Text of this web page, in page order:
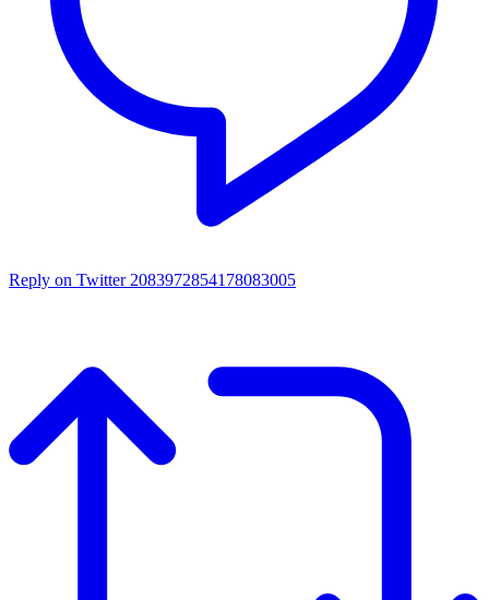
Reply on Twitter 2083972854178083005